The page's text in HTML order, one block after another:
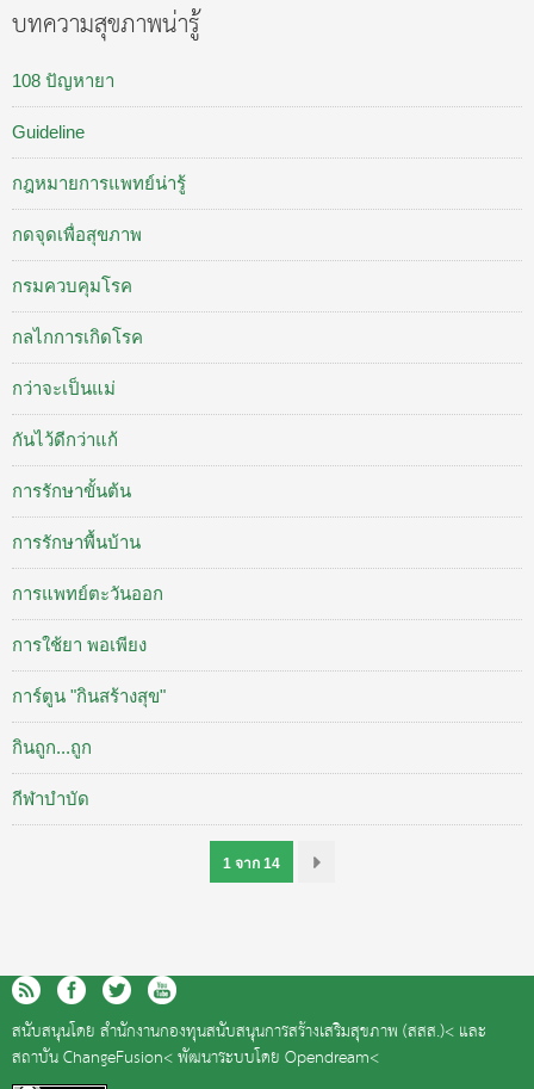
บทความสุขภาพน่ารู้
108 ปัญหายา
Guideline
กฎหมายการแพทย์น่ารู้
กดจุดเพื่อสุขภาพ
กรมควบคุมโรค
กลไกการเกิดโรค
กว่าจะเป็นแม่
กันไว้ดีกว่าแก้
การรักษาขั้นต้น
การรักษาพื้นบ้าน
การแพทย์ตะวันออก
การใช้ยา พอเพียง
การ์ตูน "กินสร้างสุข"
กินถูก...ถูก
กีฬาบำบัด
1 จาก 14
สนับสนุนโดย สำนักงานกองทุนสนับสนุนการสร้างเสริมสุขภาพ (สสส.)< และ
สถาบัน ChangeFusion<พัฒนาระบบโดย Opendream<